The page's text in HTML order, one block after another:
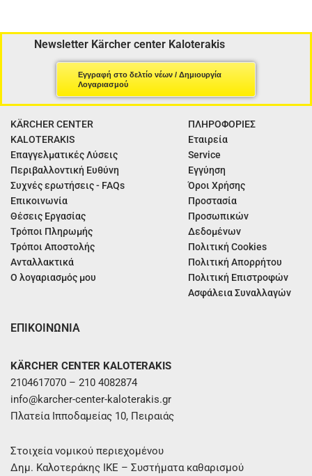
Newsletter Kärcher center Kaloterakis
Εγγραφή στο δελτίο νέων / Δημιουργία
Λογαριασμού
KÄRCHER CENTER
KALOTERAKIS
Επαγγελματικές Λύσεις
Περιβαλλοντική Ευθύνη
Συχνές ερωτήσεις - FAQs
Επικοινωνία
Θέσεις Εργασίας
Τρόποι Πληρωμής
Τρόποι Αποστολής
Ανταλλακτικά
Ο λογαριασμός μου
ΠΛΗΡΟΦΟΡΙΕΣ
Εταιρεία
Service
Εγγύηση
Όροι Χρήσης
Προστασία
Προσωπικών
Δεδομένων
Πολιτική Cookies
Πολιτική Απορρήτου
Πολιτική Επιστροφών
Ασφάλεια Συναλλαγών
ΕΠΙΚΟΙΝΩΝΙΑ
KÄRCHER CENTER KALOTERAKIS
2104617070 – 210 4082874
info@karcher-center-kaloterakis.gr
Πλατεία Ιπποδαμείας 10, Πειραιάς
Στοιχεία νομικού περιεχομένου
Δημ. Καλοτεράκης ΙΚΕ – Συστήματα καθαρισμού